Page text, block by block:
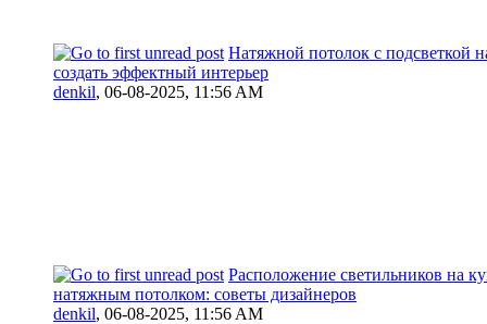
Натяжной потолок с подсветкой
создать эффектный интерьер
denkil, 06-08-2025, 11:56 AM
Расположение светильников на
натяжным потолком: советы дизайнеров
denkil, 06-08-2025, 11:56 AM